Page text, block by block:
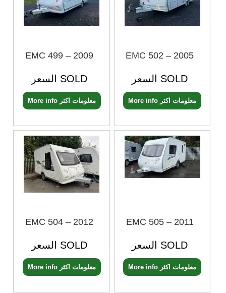
EMC 499 – 2009
السعر SOLD
More info معلومات اكثر
EMC 502 – 2005
السعر SOLD
More info معلومات اكثر
EMC 504 – 2012
السعر SOLD
More info معلومات اكثر
EMC 505 – 2011
السعر SOLD
More info معلومات اكثر